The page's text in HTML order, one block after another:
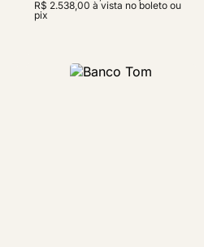
R$ 2.538,00 à vista no boleto ou
pix